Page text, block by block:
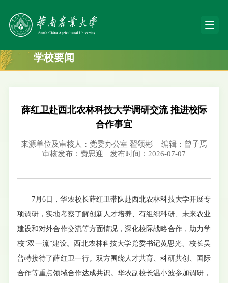
学校要闻
薛红卫赴西北农林科技大学调研交流 推进校际
合作事宜
来源单位及审核人：党委办公室 翟颂彬
编辑：曾子焉
审核发布：费思迎
发布时间：2026-07-07
7月6日，华农校长薛红卫带队赴西北农林科技大学开展专
项调研，实地考察了解创新人才培养、有组织科研、未来农业
建设和对外合作交流等方面情况，深化校际战略合作，助力学
校“双一流”建设。西北农林科技大学党委书记黄思光、校长吴
普特接待了薛红卫一行。双方围绕人才共育、科研共创、国际
合作等重点领域合作达成共识。华农副校长温小波参加调研，